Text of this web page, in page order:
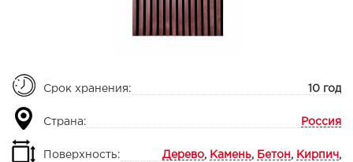
Срок хранения: 10 год
Страна: Россия
Поверхность: Дерево, Камень, Бетон , Кирпич ,